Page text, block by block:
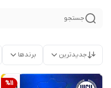
جستجو
جدیدترین برندها
%11